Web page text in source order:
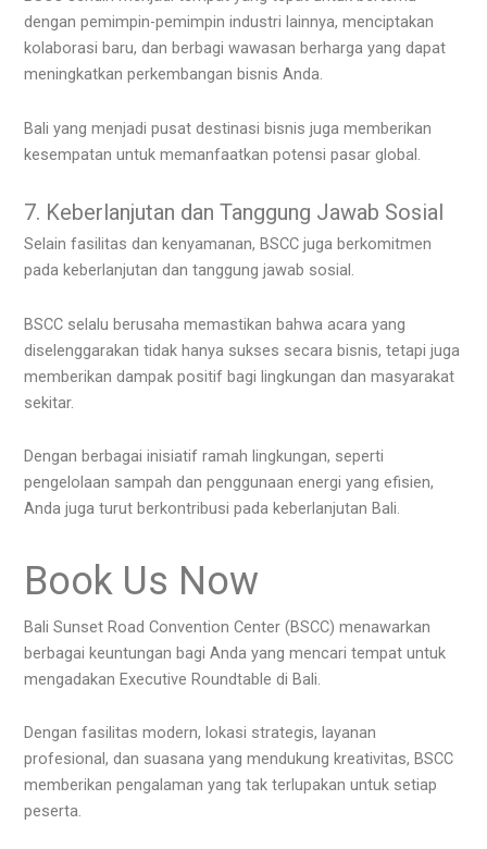
dengan pemimpin-pemimpin industri lainnya, menciptakan
kolaborasi baru, dan berbagi wawasan berharga yang dapat
meningkatkan perkembangan bisnis Anda.
Bali yang menjadi pusat destinasi bisnis juga memberikan
kesempatan untuk memanfaatkan potensi pasar global.
7. Keberlanjutan dan Tanggung Jawab Sosial
Selain fasilitas dan kenyamanan, BSCC juga berkomitmen
pada keberlanjutan dan tanggung jawab sosial.
BSCC selalu berusaha memastikan bahwa acara yang
diselenggarakan tidak hanya sukses secara bisnis, tetapi juga
memberikan dampak positif bagi lingkungan dan masyarakat
sekitar.
Dengan berbagai inisiatif ramah lingkungan, seperti
pengelolaan sampah dan penggunaan energi yang efisien,
Anda juga turut berkontribusi pada keberlanjutan Bali.
Book Us Now
Bali Sunset Road Convention Center (BSCC) menawarkan
berbagai keuntungan bagi Anda yang mencari tempat untuk
mengadakan Executive Roundtable di Bali.
Dengan fasilitas modern, lokasi strategis, layanan
profesional, dan suasana yang mendukung kreativitas, BSCC
memberikan pengalaman yang tak terlupakan untuk setiap
peserta.